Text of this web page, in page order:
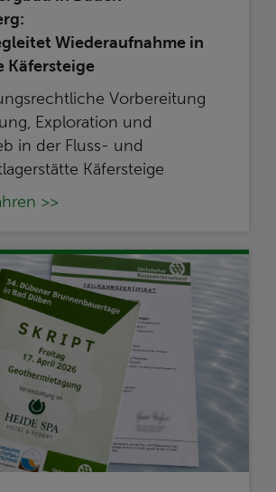
Wiederaufnahme in
Käfersteige
Vorbereitung
Exploration und
in der Fluss- und
Käfersteige
>>